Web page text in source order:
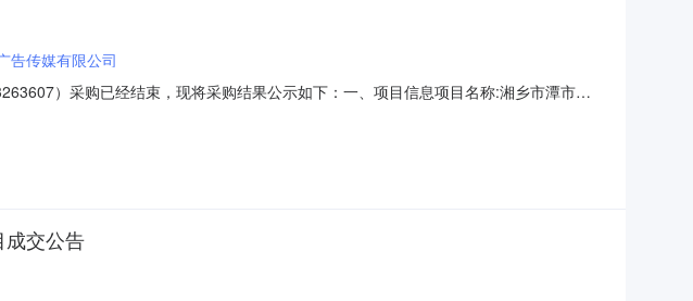
告传媒有限公司
）采购已经结束，现将采购结果公示如下：一、项目信息项目名称:湘乡市潭市镇
市潭市镇人民政府采购单位地址:潭市镇人民政府采购单位联系人和联
成交公告